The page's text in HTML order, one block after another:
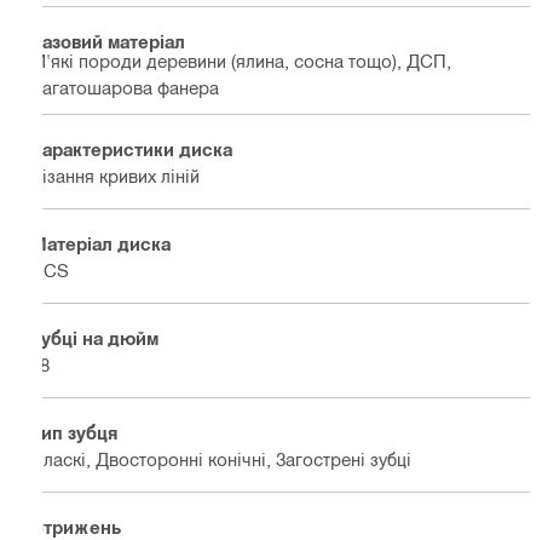
Базовий матеріал
М'які породи деревини (ялина, сосна тощо), ДСП,
Багатошарова фанера
Характеристики диска
Різання кривих ліній
Матеріал диска
HCS
Зубці на дюйм
18
Тип зубця
Пласкі, Двосторонні конічні, Загострені зубці
Стрижень